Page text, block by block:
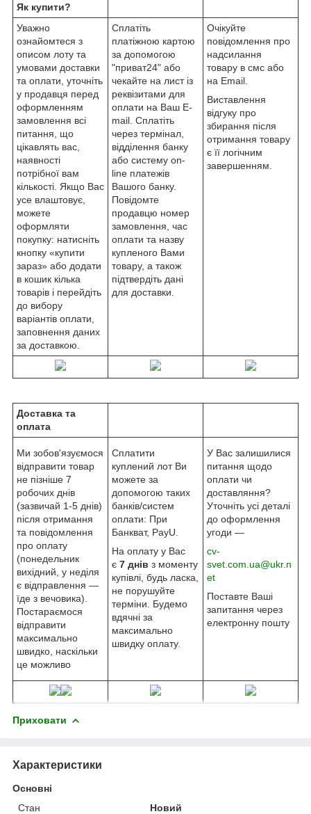
Як купити?
Уважно
ознайомтеся з
описом лоту та
умовами доставки
та оплати, уточніть
у продавця перед
оформленням
замовлення всі
питання, що
цікавлять вас,
наявності
потрібної вам
кількості. Якщо Вас
усе влаштовує,
можете
оформляти
покупку: натисніть
кнопку «купити
зараз» або додати
в кошик кілька
товарів і перейдіть
до вибору
варіантів оплати,
заповнення даних
за доставкою.
Сплатіть
платіжною картою
за допомогою
"приват24" або
чекайте на лист із
реквізитами для
оплати на Ваш E-
mail. Сплатіть
через термінал,
відділення банку
або систему on-
line платежів
Вашого банку.
Повідомте
продавцю номер
замовлення, час
оплати та назву
купленого Вами
товару, а також
підтвердіть дані
для доставки.
Очікуйте
повідомлення про
надсилання
товару в смс або
на Email.
Виставлення
відгуку про
збирання після
отримання товару
є її логічним
завершенням.
Доставка та
оплата
Ми зобов'язуємося
відправити товар
не пізніше 7
робочих днів
(зазвичай 1-5 днів)
після отримання
та повідомлення
про оплату
(понедельник
вихідний, у неділя
є відправлення —
їде з вечовика).
Постараємося
відправити
максимально
швидко, наскільки
це можливо
Сплатити
куплений лот Ви
можете за
допомогою таких
банків/систем
оплати: При
Банкват, PayU.
На оплату у Вас
є 7 днів з моменту
купівлі, будь ласка,
не порушуйте
терміни. Будемо
вдячні за
максимально
швидку оплату.
У Вас залишилися
питання щодо
оплати чи
доставляння?
Уточніть усі деталі
до оформлення
угоди —
cv-
svet.com.ua@ukr.n
et
Поставте Ваші
запитання через
електронну пошту
Приховати
Характеристики
Основні
Стан
Новий